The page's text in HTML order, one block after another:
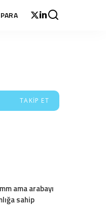
TAKIP ET
ama arabayı
sahip